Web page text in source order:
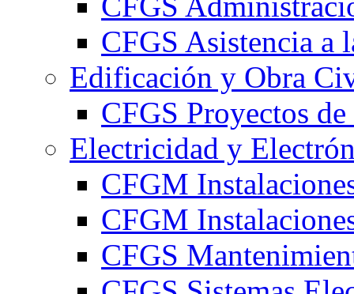
CFGS Asistencia a
Edificación y Obra
CFGS Proyectos
Electricidad y
CFGM
CFGM
CFGS